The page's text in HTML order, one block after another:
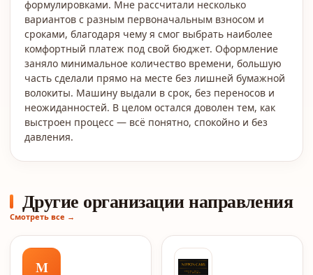
формулировками. Мне рассчитали несколько
вариантов с разным первоначальным взносом и
сроками, благодаря чему я смог выбрать наиболее
комфортный платеж под свой бюджет. Оформление
заняло минимальное количество времени, большую
часть сделали прямо на месте без лишней бумажной
волокиты. Машину выдали в срок, без переносов и
неожиданностей. В целом остался доволен тем, как
выстроен процесс — всё понятно, спокойно и без
давления.
Другие организации направления
Смотреть все →
M